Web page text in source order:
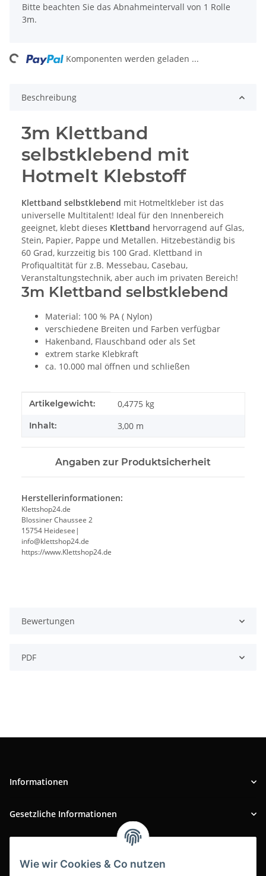
Wie wir Cookies & Co nutzen
x
Bitte beachten Sie das Abnahmeintervall von 1 Rolle
3m.
Komponenten werden geladen ...
Beschreibung
3m Klettband
selbstklebend mit
Hotmelt Klebstoff
Klettband selbstklebend mit Hotmeltkleber ist das
universelle Multitalent! Ideal für den Innenbereich
geeignet, klebt dieses Klettband hervorragend auf Glas,
Stein, Papier, Pappe und Metallen. Hitzebeständig bis
60 Grad, kurzzeitig bis 100 Grad. Klettband in
Profiqualtität für z.B. Messebau, Casebau,
Veranstaltungstechnik, aber auch im privaten Bereich!
3m Klettband selbstklebend
Material: 100 % PA ( Nylon)
verschiedene Breiten und Farben verfügbar
Hakenband, Flauschband oder als Set
extrem starke Klebkraft
ca. 10.000 mal öffnen und schließen
Produkteigenschaft
Wert
Artikelgewicht: 0,4775 kg
Inhalt: 3,00 m
Angaben zur Produktsicherheit
Herstellerinformationen:
Klettshop24.de
Blossiner Chaussee 2
15754 Heidesee|
info@klettshop24.de
https://www.Klettshop24.de
Bewertungen
PDF
Informationen
Gesetzliche Informationen